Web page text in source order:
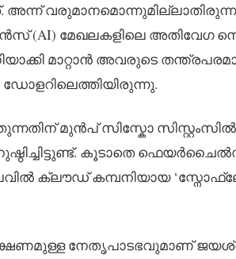
വരുമാനമൊന്നുമില്ലാതിരുന്ന
(AI) മേഖലകളിലെ അതിവേഗ
മാറ്റാൻ അവരുടെ
മുൻപ് സിസ്കോ
കൂടാതെ
ക്ലൗഡ് കമ്പനിയായ
നേതൃപാടഭവുമാണ്